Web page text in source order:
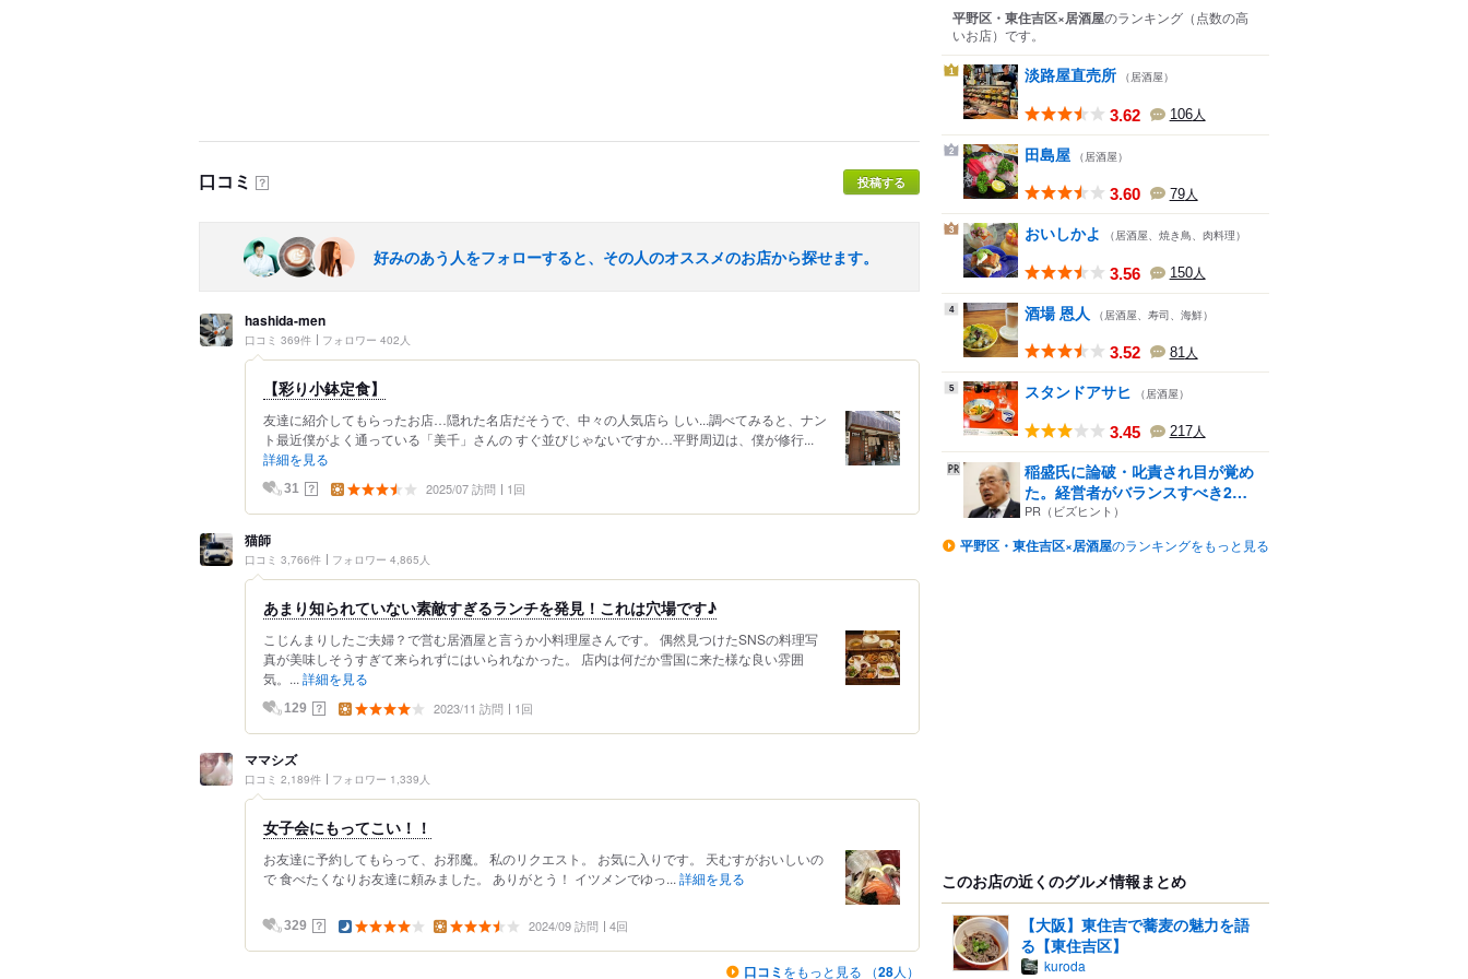
口コミ ？ 投稿する
好みのあう人をフォローすると、その人のオススメのお店から探せます。
hashida-men
口コミ 369件 フォロワー 402人
【彩り小鉢定食】
友達に紹介してもらったお店…隠れた名店だそうで、中々の人気店ら しい...調べてみると、ナン
ト最近僕がよく通っている「美千」さんの すぐ並びじゃないですか…平野周辺は、僕が修行...
詳細を見る
31 ？ 2025/07 訪問 1回
猫師
口コミ 3,766件 フォロワー 4,865人
あまり知られていない素敵すぎるランチを発見！これは穴場です♪
こじんまりしたご夫婦？で営む居酒屋と言うか小料理屋さんです。 偶然見つけたSNSの料理写
真が美味しそうすぎて来られずにはいられなかった。 店内は何だか雪国に来た様な良い雰囲
気。... 詳細を見る
129 ？ 2023/11 訪問 1回
ママシズ
口コミ 2,189件 フォロワー 1,339人
女子会にもってこい！！
お友達に予約してもらって、お邪魔。 私のリクエスト。 お気に入りです。 天むすがおいしいの
で 食べたくなりお友達に頼みました。 ありがとう！ イツメンでゆっ... 詳細を見る
329 ？ 2024/09 訪問 4回
口コミ をもっと見る （28人）
平野区・東住吉区×居酒屋のランキング （点数の高
いお店） です。
1 淡路屋直売所 （居酒屋）
3.62 106人
2 田島屋 （居酒屋）
3.60 79人
3 おいしかよ （居酒屋、焼き鳥、肉料理）
3.56 150人
4 酒場 恩人 （居酒屋、寿司、海鮮）
3.52 81 人
5 スタンドアサヒ （居酒屋）
3.45 217人
稲盛氏に論破・叱責され目が覚め
た。経営者がバランスすべき2
つ...
PR（ビズヒント）
平野区・東住吉区×居酒屋のランキングをもっと見る
このお店の近くのグルメ情報まとめ
【大阪】東住吉で蕎麦の魅力を語
る【東住吉区】
kuroda